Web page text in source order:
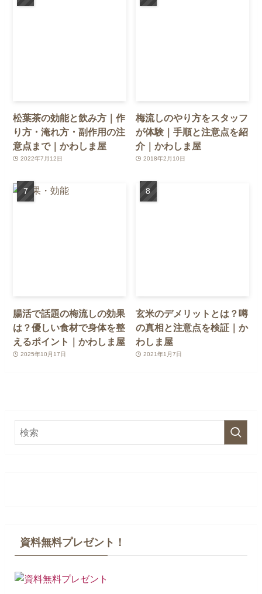
松葉茶の効能と飲み方｜作
り方・淹れ方・副作用の注
意点まで｜かわしま屋
2022年7月12日
梅流しのやり方をスタッフ
が体験｜手順と注意点を紹
介｜かわしま屋
2018年2月10日
腸活で話題の梅流しの効果
は？優しい食材で身体を整
えるポイント｜かわしま屋
2025年10月17日
玄米のデメリットとは？噂
の真相と注意点を検証｜か
わしま屋
2021年1月7日
資料無料プレゼント！